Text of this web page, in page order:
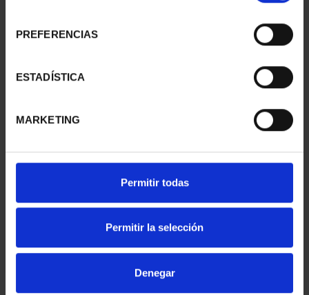
PREFERENCIAS
ESTADÍSTICA
MARKETING
Permitir todas
Permitir la selección
Denegar
CITIES - AVILA
€73.00
CITIES II - SALAMANCA